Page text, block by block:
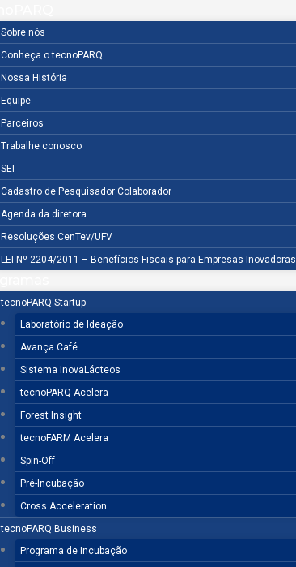
Sobre nós
Conheça o tecnoPARQ
Nossa História
Equipe
Parceiros
Trabalhe conosco
SEI
Cadastro de Pesquisador Colaborador
Agenda da diretora
Resoluções CenTev/UFV
LEI Nº 2204/2011 – Benefícios Fiscais para Empresas Inovadoras
tecnoPARQ Startup
Laboratório de Ideação
Avança Café
Sistema InovaLácteos
tecnoPARQ Acelera
Forest Insight
tecnoFARM Acelera
Spin-Off
Pré-Incubação
Cross Acceleration
tecnoPARQ Business
Programa de Incubação